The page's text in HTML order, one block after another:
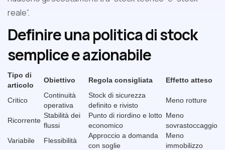
reale”.
Definire una politica di stock
semplice e azionabile
Tipo di
articolo
Obiettivo Regola consigliata Effetto atteso
Critico
Continuità
operativa
Stock di sicurezza
definito e rivisto
Meno rotture
Ricorrente
Stabilità dei
flussi
Punto di riordino e lotto
economico
Meno
sovrastoccaggio
Variabile
Flessibilità
Approccio a domanda
con soglie
Meno
immobilizzo